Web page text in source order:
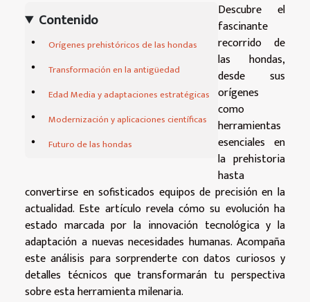
Contenido
Orígenes prehistóricos de las hondas
Transformación en la antigüedad
Edad Media y adaptaciones estratégicas
Modernización y aplicaciones científicas
Futuro de las hondas
Descubre el
fascinante
recorrido de
las hondas,
desde sus
orígenes
como
herramientas
esenciales en
la prehistoria
hasta
convertirse en sofisticados equipos de precisión en la
actualidad. Este artículo revela cómo su evolución ha
estado marcada por la innovación tecnológica y la
adaptación a nuevas necesidades humanas. Acompaña
este análisis para sorprenderte con datos curiosos y
detalles técnicos que transformarán tu perspectiva
sobre esta herramienta milenaria.